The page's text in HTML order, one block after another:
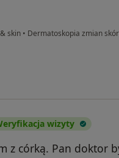
skin • Dermatoskopia zmian
wizyty
z córką. Pan doktor